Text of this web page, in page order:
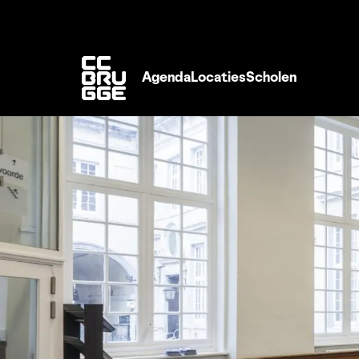
Agenda LocatiesScholen